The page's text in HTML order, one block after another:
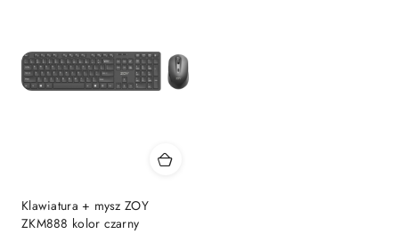
Klawiatura + mysz ZOY
ZKM888 kolor czarny